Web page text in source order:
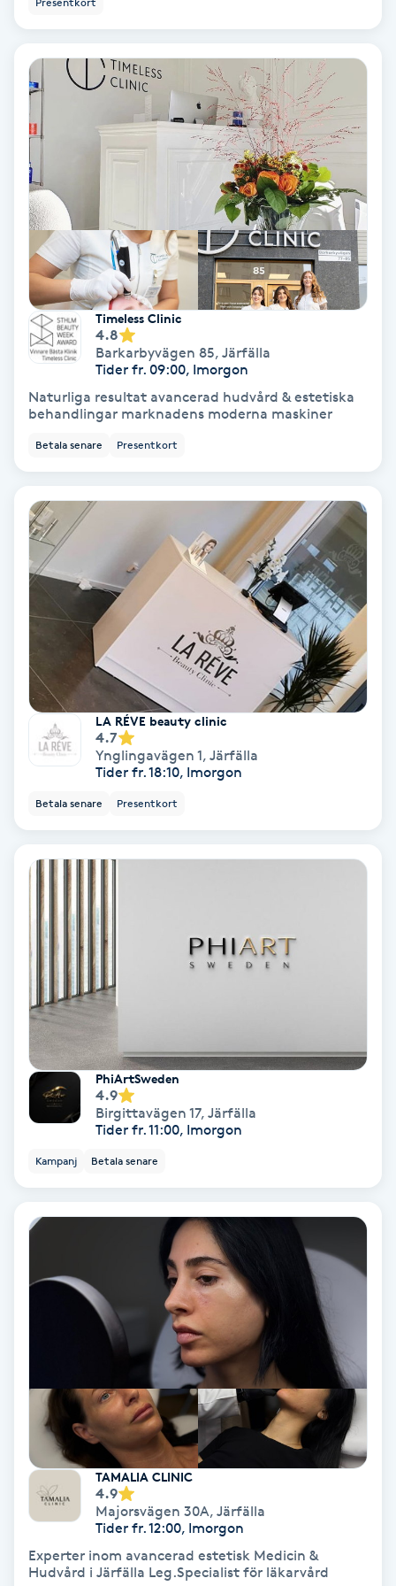
Babylights
Balayage
Bambumassage
Barber
Barnklippning
BIAB
Brynfärgning
Brynplockning
Bröllopsuppsättning
Celluliter
Coachning
Color correction
Damklippning
Dermapen
Diamantslipning
Enzympeeling
Extensions borttagning
Face framing
Fet hårbotten
Fettreducering
Fibromassage
Fillers
Timeless Clinic
4.8
Barkarbyvägen 85, Järfälla
Tider fr. 09:00, Imorgon
Naturliga resultat avancerad hudvård & estetiska
behandlingar marknadens moderna maskiner
Betala senare Presentkort
LA RÉVE beauty clinic
4.7
Ynglingavägen 1, Järfälla
Tider fr. 18:10, Imorgon
Betala senare Presentkort
PhiArtSweden
4.9
Birgittavägen 17, Järfälla
Tider fr. 11:00, Imorgon
Kampanj Betala senare
TAMALIA CLINIC
4.9
Majorsvägen 30A, Järfälla
Tider fr. 12:00, Imorgon
Experter inom avancerad estetisk Medicin &
Hudvård i Järfälla Leg.Specialist för läkarvård